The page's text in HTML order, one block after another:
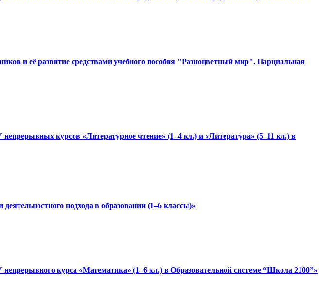
и её развитие средствами учебного пособия "Разноцветный мир". Парциальная
курсов «Литературное чтение» (1–4 кл.) и «Литература» (5–11 кл.) в
подхода в образовании (1–6 классы)»
курса «Математика» (1–6 кл.) в Образовательной системе “Школа 2100”»